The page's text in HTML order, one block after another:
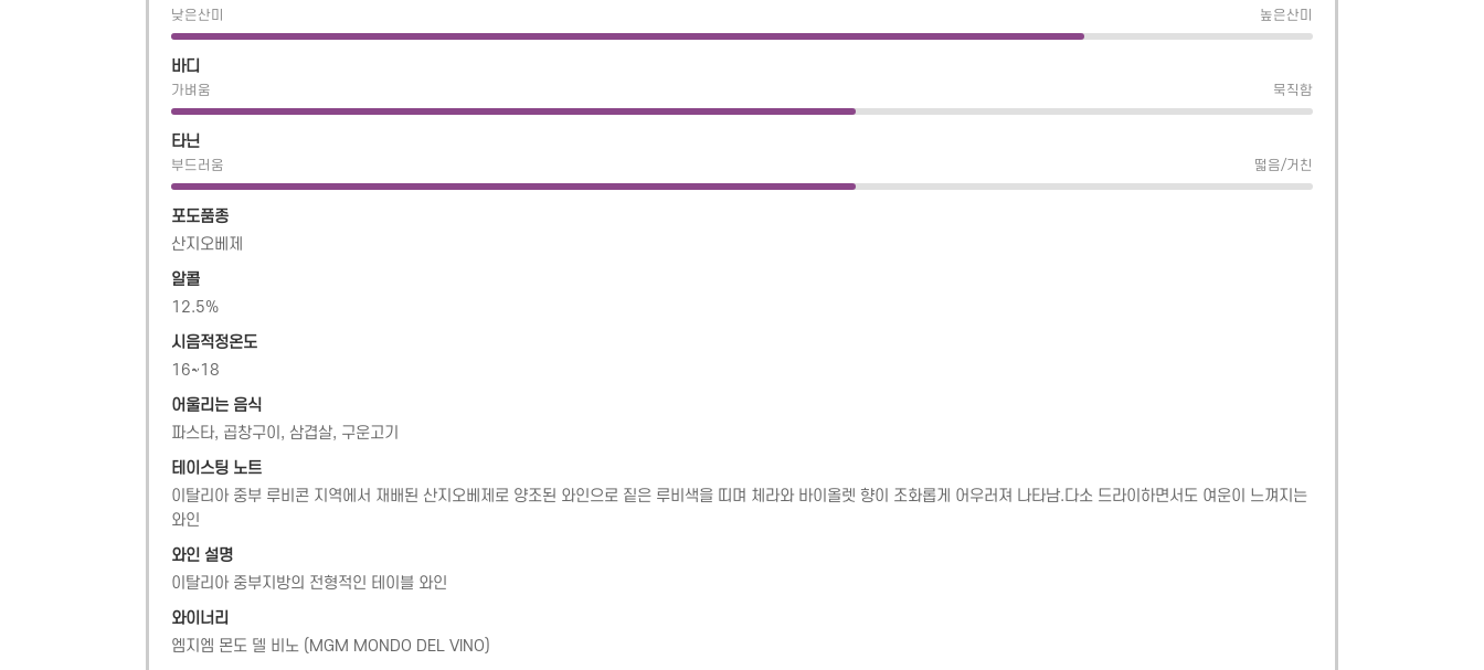
낮은산미 높은산미
바디
가벼움 묵직함
타닌
부드러움 떫음/거친
포도품종
산지오베제
알콜
12.5%
시음적정온도
16~18
어울리는 음식
파스타, 곱창구이, 삼겹살, 구운고기
테이스팅 노트
이탈리아 중부 루비콘 지역에서 재배된 산지오베제로 양조된 와인으로 짙은 루비색을 띠며 체라와 바이올렛 향이 조화롭게 어우러져 나타남.다소 드라이하면서도 여운이 느껴지는
와인
와인 설명
이탈리아 중부지방의 전형적인 테이블 와인
와이너리
엠지엠 몬도 델 비노 ( MGM MONDO DEL VINO)